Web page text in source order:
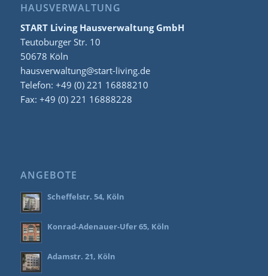
HAUSVERWALTUNG
START Living Hausverwaltung GmbH
Teutoburger Str. 10
50678 Köln
hausverwaltung@start-living.de
Telefon: +49 (0) 221 16888210
Fax: +49 (0) 221 16888228
ANGEBOTE
Scheffelstr. 54, Köln
Konrad-Adenauer-Ufer 65, Köln
Adamstr. 21, Köln